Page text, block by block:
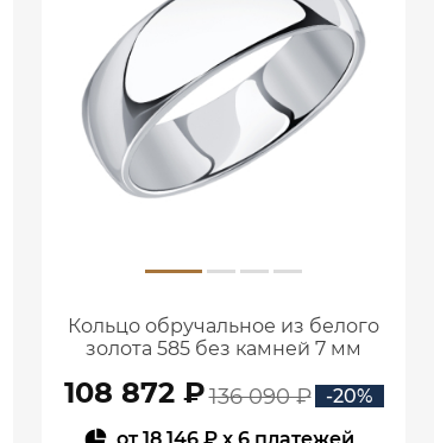
Кольцо обручальное из белого
золота 585 без камней 7 мм
108 872 ₽136 090 ₽
-20%